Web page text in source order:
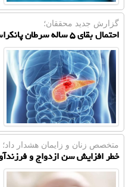
گزارش جدید محققان؛
احتمال بقای ۵ ساله سرطان پانکراس افزایش پیدا کرد
متخصص زنان و زایمان هشدار داد؛
خطر افزایش سن ازدواج و